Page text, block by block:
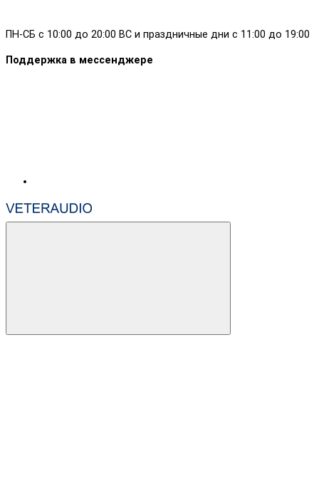
ПН-СБ с 10:00 до 20:00 ВС и праздничные дни с 11:00 до 19:00
Поддержка в мессенджере